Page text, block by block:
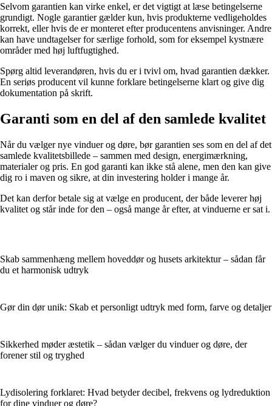
Selvom garantien kan virke enkel, er det vigtigt at læse betingelserne
grundigt. Nogle garantier gælder kun, hvis produkterne vedligeholdes
korrekt, eller hvis de er monteret efter producentens anvisninger. Andre
kan have undtagelser for særlige forhold, som for eksempel kystnære
områder med høj luftfugtighed.
Spørg altid leverandøren, hvis du er i tvivl om, hvad garantien dækker.
En seriøs producent vil kunne forklare betingelserne klart og give dig
dokumentation på skrift.
Garanti som en del af den samlede kvalitet
Når du vælger nye vinduer og døre, bør garantien ses som en del af det
samlede kvalitetsbillede – sammen med design, energimærkning,
materialer og pris. En god garanti kan ikke stå alene, men den kan give
dig ro i maven og sikre, at din investering holder i mange år.
Det kan derfor betale sig at vælge en producent, der både leverer høj
kvalitet og står inde for den – også mange år efter, at vinduerne er sat i.
Skab sammenhæng mellem hoveddør og husets arkitektur – sådan får
du et harmonisk udtryk
Gør din dør unik: Skab et personligt udtryk med form, farve og detaljer
Sikkerhed møder æstetik – sådan vælger du vinduer og døre, der
forener stil og tryghed
Lydisolering forklaret: Hvad betyder decibel, frekvens og lydreduktion
for dine vinduer og døre?